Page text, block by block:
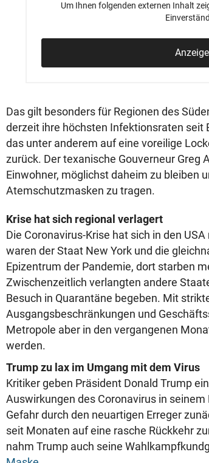
Um Ihnen folgenden externen Inhalt
Das gilt besonders für Regionen des
derzeit ihre höchsten Infektionsraten seit
das unter anderem auf eine voreilige
zurück. Der texanische Gouverneur Greg
Einwohner, möglichst daheim zu bleiben
Atemschutzmasken zu tragen.
Krise hat sich regional verlagert
Die Coronavirus-Krise hat sich in den
waren der Staat New York und die
Epizentrum der Pandemie, dort starben
Zwischenzeitlich verlangten andere
Besuch in Quarantäne begeben. Mit
Ausgangsbeschränkungen und
Metropole aber in den vergangenen
werden.
Trump zu lax im Umgang mit dem Virus
Kritiker geben Präsident Donald Trump
Auswirkungen des Coronavirus in
Gefahr durch den neuartigen Erreger
seit Monaten auf eine rasche Rückkehr
nahm Trump auch seine